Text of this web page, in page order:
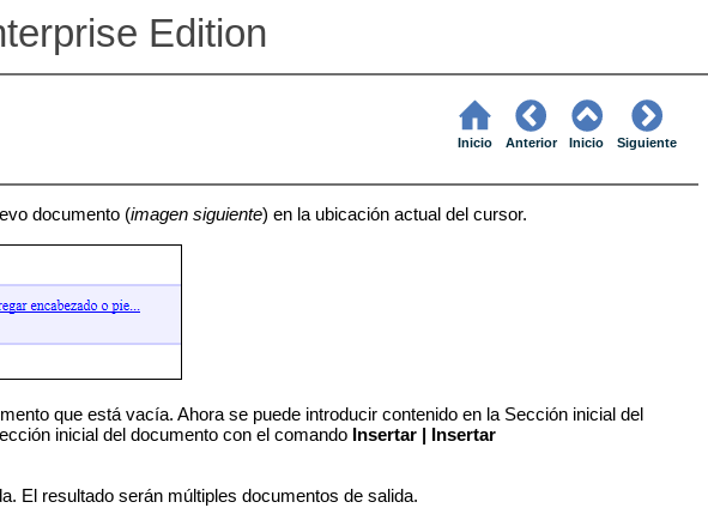
Edition
Inicio Anterior Inicio Siguiente
documento (imagen siguiente) en la ubicación actual del cursor.
que está vacía. Ahora se puede introducir contenido en la Sección inicial del
inicial del documento con el comando Insertar | Insertar
El resultado serán múltiples documentos de salida.